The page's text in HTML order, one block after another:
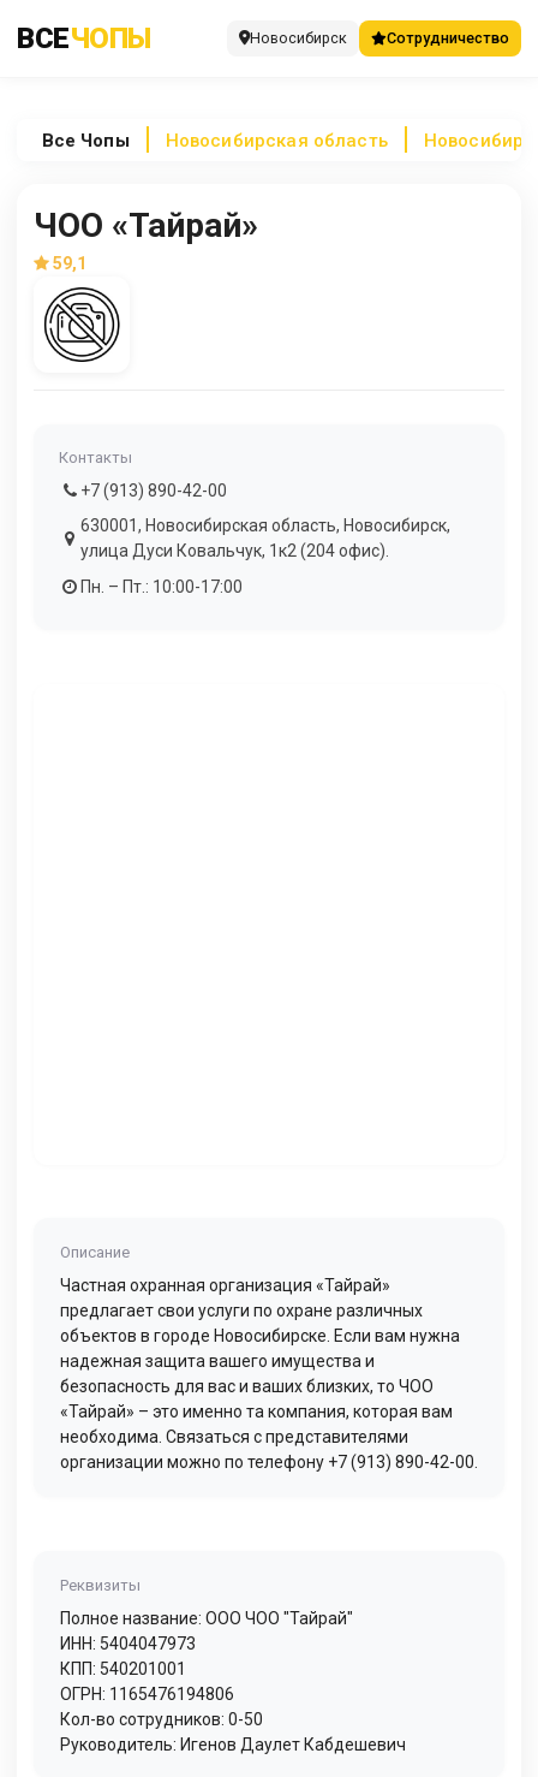
ВСЕЧОПЫ Новосибирск Сотрудничество
Все Чопы Новосибирская область
ЧОО «Тайрай»
59,1
Контакты
+7 (913) 890-42-00
630001, Новосибирская область, Новосибирск,
улица Дуси Ковальчук, 1к2 (204 офис).
Пн. – Пт.: 10:00-17:00
Описание
Частная охранная организация «Тайрай»
предлагает свои услуги по охране различных
объектов в городе Новосибирске. Если вам нужна
надежная защита вашего имущества и
безопасность для вас и ваших близких, то ЧОО
«Тайрай» – это именно та компания, которая вам
необходима. Связаться с представителями
организации можно по телефону +7 (913) 890-42-00.
Реквизиты
Полное название: ООО ЧОО "Тайрай"
ИНН: 5404047973
КПП: 540201001
ОГРН: 1165476194806
Кол-во сотрудников: 0-50
Руководитель: Игенов Даулет Кабдешевич